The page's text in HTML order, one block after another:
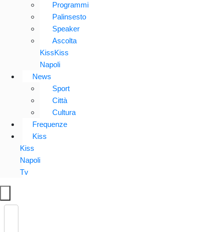
Programmi
Palinsesto
Speaker
Ascolta
KissKiss
Napoli
News
Sport
Città
Cultura
Frequenze
Kiss
Kiss
Napoli
Tv